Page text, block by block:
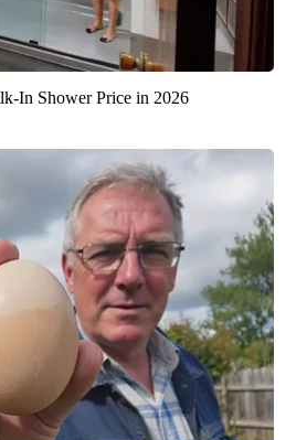
In Shower Price in 2026